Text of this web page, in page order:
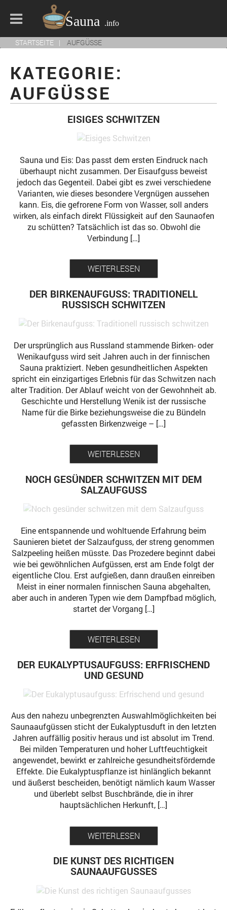
STARTSEITE AUFGÜSSE
KATEGORIE:
AUFGÜSSE
EISIGES SCHWITZEN
Sauna und Eis: Das passt dem ersten Eindruck nach
überhaupt nicht zusammen. Der Eisaufguss beweist
jedoch das Gegenteil. Dabei gibt es zwei verschiedene
Varianten, wie dieses besondere Vergnügen aussehen
kann. Eis, die gefrorene Form von Wasser, soll anders
wirken, als einfach direkt Flüssigkeit auf den Saunaofen
zu schütten? Tatsächlich ist das so. Obwohl die
Verbindung […]
WEITERLESEN
DER BIRKENAUFGUSS: TRADITIONELL
RUSSISCH SCHWITZEN
Der ursprünglich aus Russland stammende Birken- oder
Wenikaufguss wird seit Jahren auch in der finnischen
Sauna praktiziert. Neben gesundheitlichen Aspekten
spricht ein einzigartiges Erlebnis für das Schwitzen nach
alter Tradition. Der Ablauf weicht von der Gewohnheit ab.
Geschichte und Herstellung Wenik ist der russische
Name für die Birke beziehungsweise die zu Bündeln
gefassten Birkenzweige – […]
WEITERLESEN
NOCH GESÜNDER SCHWITZEN MIT DEM
SALZAUFGUSS
Eine entspannende und wohltuende Erfahrung beim
Saunieren bietet der Salzaufguss, der streng genommen
Salzpeeling heißen müsste. Das Prozedere beginnt dabei
wie bei gewöhnlichen Aufgüssen, erst am Ende folgt der
eigentliche Clou. Erst aufgießen, dann draußen einreiben
Meist in einer normalen finnischen Sauna abgehalten,
aber auch in anderen Typen wie dem Dampfbad möglich,
startet der Vorgang […]
WEITERLESEN
DER EUKALYPTUSAUFGUSS: ERFRISCHEND
UND GESUND
Aus den nahezu unbegrenzten Auswahlmöglichkeiten bei
Saunaaufgüssen sticht der Eukalyptusduft in den letzten
Jahren auffällig positiv heraus und ist absolut im Trend.
Bei milden Temperaturen und hoher Luftfeuchtigkeit
angewendet, bewirkt er zahlreiche gesundheitsfördernde
Effekte. Die Eukalyptuspflanze ist hinlänglich bekannt
und äußerst bescheiden, benötigt nämlich kaum Wasser
und überlebt selbst Buschbrände, die in ihrer
hauptsächlichen Herkunft, […]
WEITERLESEN
DIE KUNST DES RICHTIGEN
SAUNAAUFGUSSES